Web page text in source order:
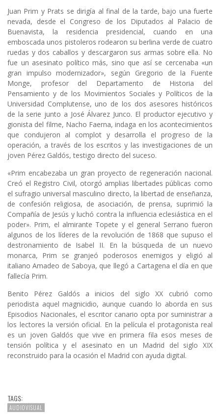
Juan Prim y Prats se dirigía al final de la tarde, bajo una fuerte
nevada, desde el Congreso de los Diputados al Palacio de
Buenavista, la residencia presidencial, cuando en una
emboscada unos pistoleros rodearon su berlina verde de cuatro
ruedas y dos caballos y descargaron sus armas sobre ella. No
fue un asesinato político más, sino que así se cercenaba «un
gran impulso modernizador», según Gregorio de la Fuente
Monge, profesor del Departamento de Historia del
Pensamiento y de los Movimientos Sociales y Políticos de la
Universidad Complutense, uno de los dos asesores históricos
de la serie junto a José Álvarez Junco. El productor ejecutivo y
gionista del filme, Nacho Faerna, indaga en los acontecimientos
que condujeron al complot y desarrolla el progreso de la
operación, a través de los escritos y las investigaciones de un
joven Pérez Galdós, testigo directo del suceso.
«Prim encabezaba un gran proyecto de regeneración nacional.
Creó el Registro Civil, otorgó amplias libertades públicas como
el sufragio universal masculino directo, la libertad de enseñanza,
de confesión religiosa, de asociación, de prensa, suprimió la
Compañía de Jesús y luchó contra la influencia eclesiástica en el
poder». Prim, el almirante Topete y el general Serrano fueron
algunos de los líderes de la revolución de 1868 que supuso el
destronamiento de Isabel II. En la búsqueda de un nuevo
monarca, Prim se granjeó poderosos enemigos y eligió al
italiano Amadeo de Saboya, que llegó a Cartagena el día en que
fallecía Prim.
Benito Pérez Galdós a inicios del siglo XX cubrió como
periodista aquel magnicidio, aunque cuando lo aborda en sus
Episodios Nacionales, el escritor canario opta por suministrar a
los lectores la versión oficial. En la película el protagonista real
es un joven Galdós que vive en primera fila esos meses de
tensión política y el asesinato en un Madrid del siglo XIX
reconstruido para la ocasión el Madrid con ayuda digital.
TAGS:
AUDIOVISUAL